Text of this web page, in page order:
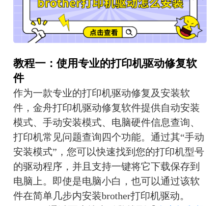
教程一：使用专业的打印机驱动修复软
件
作为一款专业的打印机驱动修复及安装软
件，金舟打印机驱动修复软件提供自动安装
模式、手动安装模式、电脑硬件信息查询、
打印机常见问题查询四个功能。通过其“手动
安装模式”，您可以快速找到您的打印机型号
的驱动程序，并且支持一键将它下载保存到
电脑上。即使是电脑小白，也可以通过该软
件在简单几步内安装brother打印机驱动。